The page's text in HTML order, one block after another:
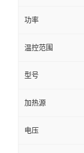
功率
温控范围
型号
加热源
电压